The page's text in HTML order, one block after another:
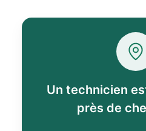
Un technicien
près de